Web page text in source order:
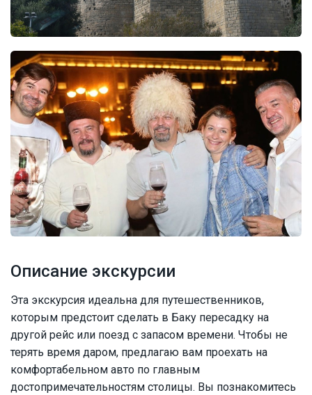
Описание экскурсии
Эта экскурсия идеальна для путешественников,
которым предстоит сделать в Баку пересадку на
другой рейс или поезд с запасом времени. Чтобы не
терять время даром, предлагаю вам проехать на
комфортабельном авто по главным
достопримечательностям столицы. Вы познакомитесь